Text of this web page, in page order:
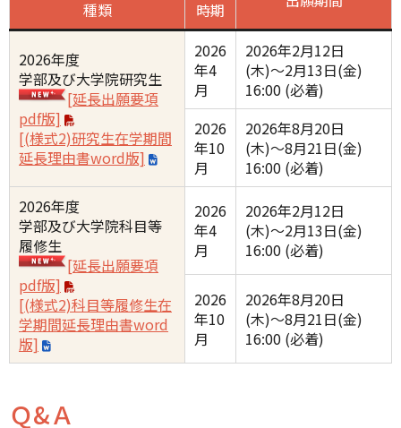
種類
時期
2026年度
学部及び大学院研究生
[延長出願要項
pdf版]
[(様式2)研究生在学期間
延長理由書word版]
2026
年4
月
2026年2月12日
(木)〜2月13日(金)
16:00 (必着)
2026
年10
月
2026年8月20日
(木)〜8月21日(金)
16:00 (必着)
2026年度
学部及び大学院科目等
履修生
[延長出願要項
pdf版]
[(様式2)科目等履修生在
学期間延長理由書word
版]
2026
年4
月
2026年2月12日
(木)〜2月13日(金)
16:00 (必着)
2026
年10
月
2026年8月20日
(木)〜8月21日(金)
16:00 (必着)
Ｑ&Ａ